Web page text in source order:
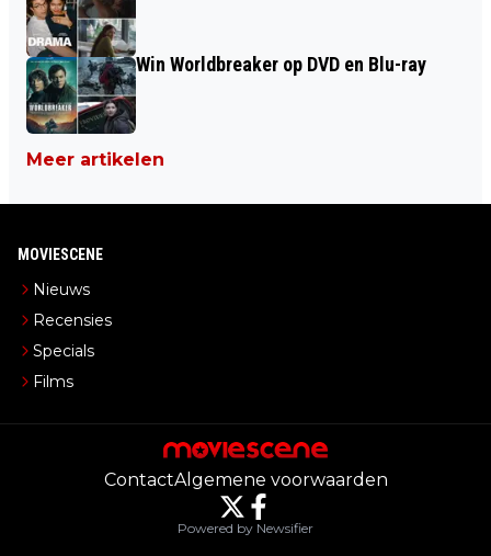
Win Worldbreaker op DVD en Blu-ray
Meer artikelen
MOVIESCENE
Nieuws
Recensies
Specials
Films
ContactAlgemene voorwaarden
Powered by Newsifier